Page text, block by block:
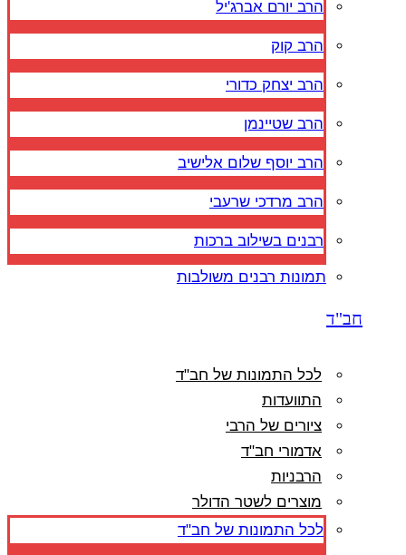
הרב יורם אברג'יל
הרב קוק
הרב יצחק כדורי
הרב שטיינמן
הרב יוסף שלום אלישיב
הרב מרדכי שרעבי
רבנים בשילוב ברכות
תמונות רבנים משולבות
חב"ד
לכל התמונות של חב"ד
התוועדות
ציורים של הרבי
אדמורי חב"ד
הרבניות
מוצרים לשטר הדולר
לכל התמונות של חב"ד